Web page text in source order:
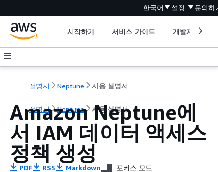
한국어 설정 문의하
시작하기 서비스 가이드 개발자 도구
설명서 Neptune 사용 설명서
설명서 Neptune 사용 설명서
Amazon Neptune에
서 IAM 데이터 액세스
정책 생성
PDF RSS Markdown 포커스 모드